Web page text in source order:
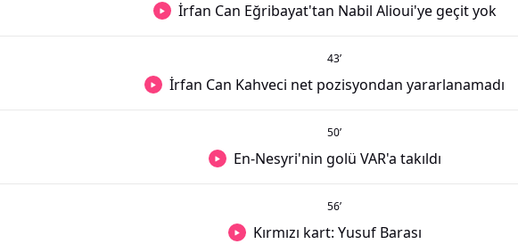
İrfan Can Eğribayat'tan Nabil Alioui'ye geçit yok
43’
İrfan Can Kahveci net pozisyondan yararlanamadı
50’
En-Nesyri'nin golü VAR'a takıldı
56’
Kırmızı kart: Yusuf Barası